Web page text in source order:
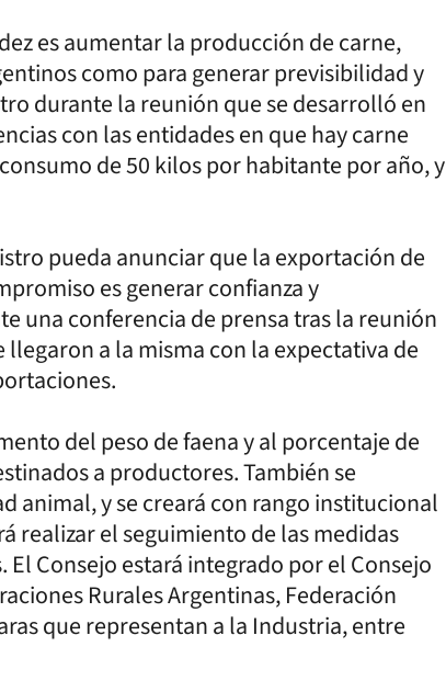
es aumentar la producción de carne,
como para generar previsibilidad y
durante la reunión que se desarrolló en
con las entidades en que hay carne
de 50 kilos por habitante por año, y
pueda anunciar que la exportación de
es generar confianza y
una conferencia de prensa tras la reunión
llegaron a la misma con la expectativa de
del peso de faena y al porcentaje de
a productores. También se
animal, y se creará con rango institucional
realizar el seguimiento de las medidas
Consejo estará integrado por el Consejo
Rurales Argentinas, Federación
que representan a la Industria, entre